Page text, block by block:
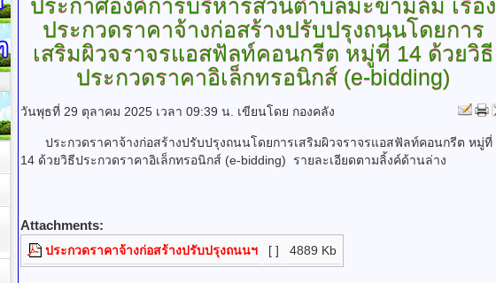
ประกาศองค์การบริหารส่วนตำบลมะขามล้ม เรื่อง
ประกวดราคาจ้างก่อสร้างปรับปรุงถนนโดยการ
เสริมผิวจราจรแอสฟัลท์คอนกรีต หมู่ที่ 14 ด้วยวิธี
ประกวดราคาอิเล็กทรอนิกส์ (e-bidding)
วันพุธที่ 29 ตุลาคม 2025 เวลา 09:39 น. เขียนโดย กองคลัง
ประกวดราคาจ้างก่อสร้างปรับปรุงถนนโดยการเสริมผิวจราจรแอสฟัลท์คอนกรีต หมู่ที่
14 ด้วยวิธีประกวดราคาอิเล็กทรอนิกส์ (e-bidding) รายละเอียดตามลิ้งค์ด้านล่าง
Attachments:
ประกวดราคาจ้างก่อสร้างปรับปรุงถนนฯ [ ] 4889 Kb